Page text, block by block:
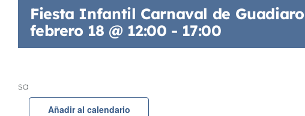
Fiesta Infantil Carnaval de Guadiaro
febrero 18 @ 12:00 - 17:00
sa
Añadir al calendario